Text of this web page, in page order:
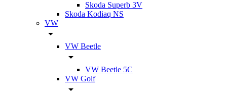
Skoda Superb 3V
Skoda Kodiaq NS
VW
VW Beetle
VW Beetle 5C
VW Golf